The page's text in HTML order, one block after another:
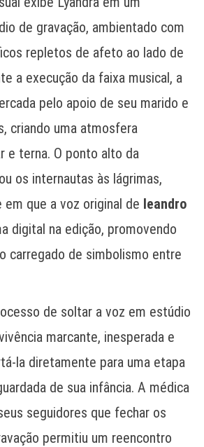
de gravação, ambientado com
repletos de afeto ao lado de
a execução da faixa musical, a
pelo apoio de seu marido e
criando uma atmosfera
e terna. O ponto alto da
os internautas às lágrimas,
que a voz original de leandro
digital na edição, promovendo
carregado de simbolismo entre
de soltar a voz em estúdio
marcante, inesperada e
la diretamente para uma etapa
de sua infância. A médica
seguidores que fechar os
permitiu um reencontro